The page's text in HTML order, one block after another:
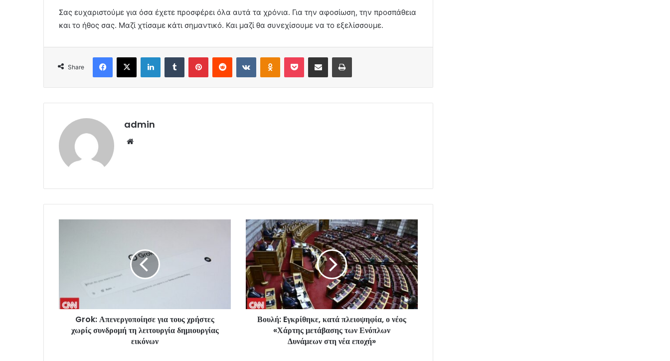
Σας ευχαριστούμε για όσα έχετε προσφέρει όλα αυτά τα χρόνια. Για την αφοσίωση, την προσπάθεια
και το ήθος σας. Μαζί χτίσαμε κάτι σημαντικό. Και μαζί θα συνεχίσουμε να το εξελίσσουμε.
Share
Facebook
X LinkedInTumblr PinterestReddit VKontakteOdnoklassniki
Pocket Share via Email Print
admin
Grok: Απενεργοποίησε για τους χρήστες
χωρίς συνδρομή τη λειτουργία δημιουργίας
εικόνων
Βουλή: Eγκρίθηκε, κατά πλειοψηφία, ο νέος
«Χάρτης μετάβασης των Ενόπλων
Δυνάμεων στη νέα εποχή»